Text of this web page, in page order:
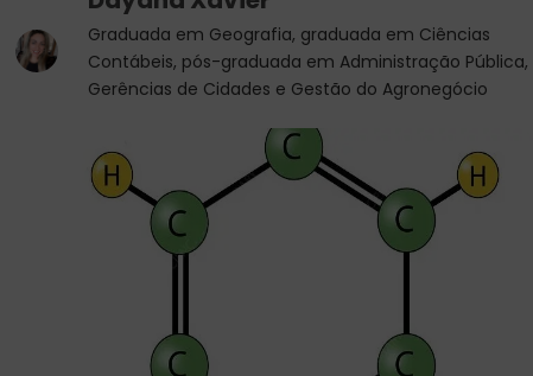
Graduada em Geografia, graduada em Ciências
Contábeis, pós-graduada em Administração Pública,
Gerências de Cidades e Gestão do Agronegócio